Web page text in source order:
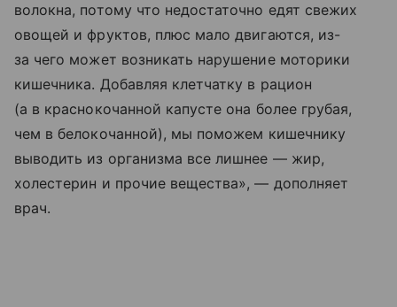
волокна, потому что недостаточно едят свежих
овощей и фруктов, плюс мало двигаются, из-
за чего может возникать нарушение моторики
кишечника. Добавляя клетчатку в рацион
(а в краснокочанной капусте она более грубая,
чем в белокочанной), мы поможем кишечнику
выводить из организма все лишнее — жир,
холестерин и прочие вещества», — дополняет
врач.